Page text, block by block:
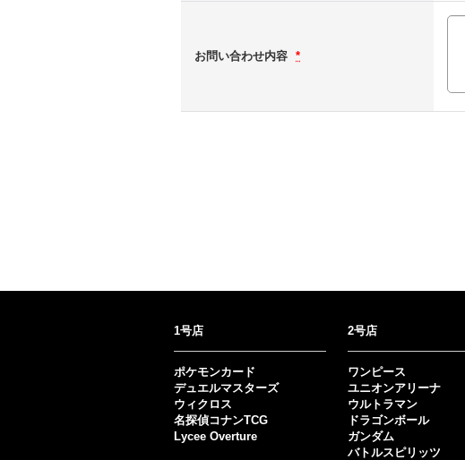
お問い合わせ内容 *
1号店
ポケモンカード
デュエルマスターズ
ウィクロス
名探偵コナンTCG
Lycee Overture
2号店
ワンピース
ユニオンアリーナ
ウルトラマン
ドラゴンボール
ガンダム
バトルスピリッツ